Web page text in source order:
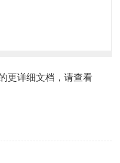
更详细文档，请查看